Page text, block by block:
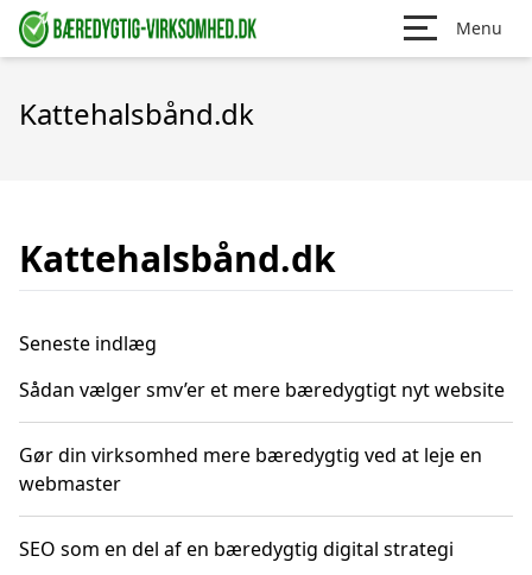
Menu
Kattehalsbånd.dk
Kattehalsbånd.dk
Seneste indlæg
Sådan vælger smv’er et mere bæredygtigt nyt website
Gør din virksomhed mere bæredygtig ved at leje en
webmaster
SEO som en del af en bæredygtig digital strategi